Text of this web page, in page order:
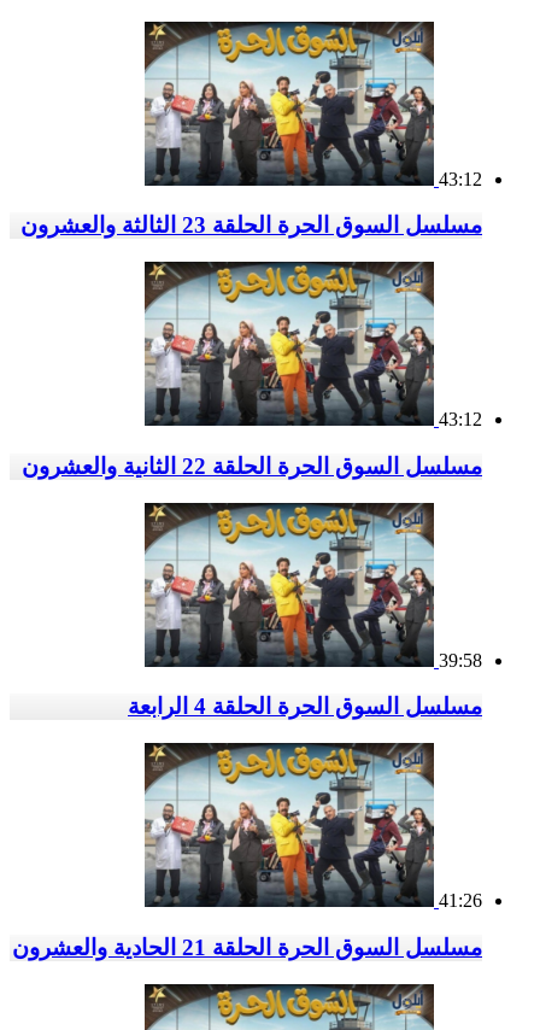
43:12
مسلسل السوق الحرة الحلقة 23 الثالثة والعشرون
43:12
مسلسل السوق الحرة الحلقة 22 الثانية والعشرون
39:58
مسلسل السوق الحرة الحلقة 4 الرابعة
41:26
مسلسل السوق الحرة الحلقة 21 الحادية والعشرون